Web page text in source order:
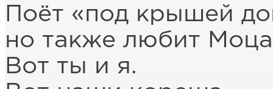
Поёт «под крышей
но также любит
Вот ты и я.